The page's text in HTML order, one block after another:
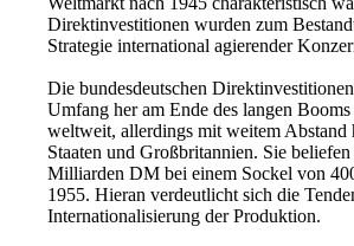
Direktinvestitionen wurden zum
Strategie international agierender
Die bundesdeutschen
Umfang her am Ende des langen
weltweit, allerdings mit weitem Abstand
Staaten und Großbritannien. Sie
Milliarden DM bei einem Sockel von
1955. Hieran verdeutlicht sich die
Internationalisierung der Produktion.